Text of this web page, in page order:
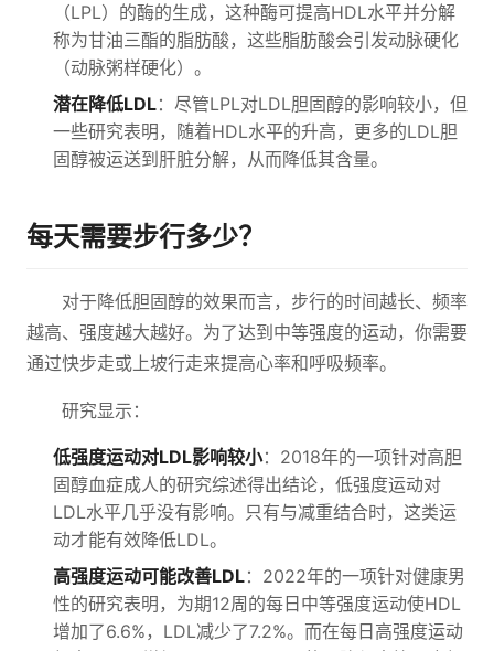
（LPL）的酶的生成，这种酶可提高HDL水平并分解
称为甘油三酯的脂肪酸，这些脂肪酸会引发动脉硬化
（动脉粥样硬化）。
潜在降低LDL：尽管LPL对LDL胆固醇的影响较小，但
一些研究表明，随着HDL水平的升高，更多的LDL胆
固醇被运送到肝脏分解，从而降低其含量。
每天需要步行多少？
对于降低胆固醇的效果而言，步行的时间越长、频率
越高、强度越大越好。为了达到中等强度的运动，你需要
通过快步走或上坡行走来提高心率和呼吸频率。
研究显示：
低强度运动对LDL影响较小：2018年的一项针对高胆
固醇血症成人的研究综述得出结论，低强度运动对
LDL水平几乎没有影响。只有与减重结合时，这类运
动才能有效降低LDL。
高强度运动可能改善LDL：2022年的一项针对健康男
性的研究表明，为期12周的每日中等强度运动使HDL
增加了6.6%，LDL减少了7.2%。而在每日高强度运动